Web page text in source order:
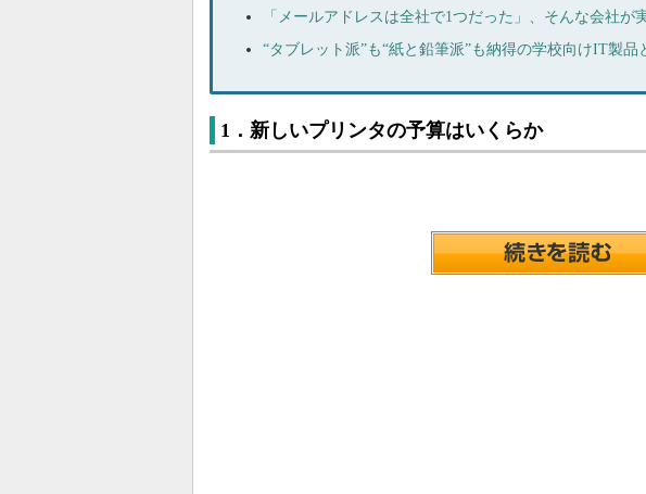
「メールアドレスは全社で1つだった」、そんな会社が
“タブレット派”も“紙と鉛筆派”も納得の学校向けIT製品
1．新しいプリンタの予算はいくらか